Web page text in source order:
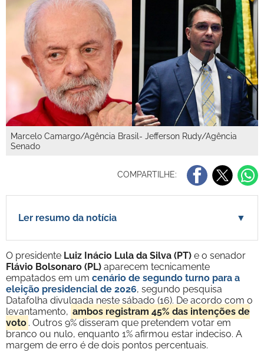
Marcelo Camargo/Agência Brasil- Jefferson Rudy/Agência
Senado
COMPARTILHE:
Ler resumo da notícia ▼
O presidente Luiz Inácio Lula da Silva (PT) e o senador
Flávio Bolsonaro (PL) aparecem tecnicamente
empatados em um cenário de segundo turno para a
eleição presidencial de 2026, segundo pesquisa
Datafolha divulgada neste sábado (16). De acordo com o
levantamento, ambos registram 45% das intenções de
voto . Outros 9% disseram que pretendem votar em
branco ou nulo, enquanto 1% afirmou estar indeciso. A
margem de erro é de dois pontos percentuais.